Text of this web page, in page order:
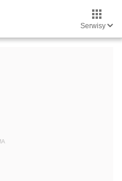
Serwisy